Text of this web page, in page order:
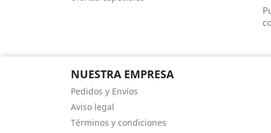
NUESTRA EMPRESA
Pedidos y Envíos
Aviso legal
Términos y condiciones